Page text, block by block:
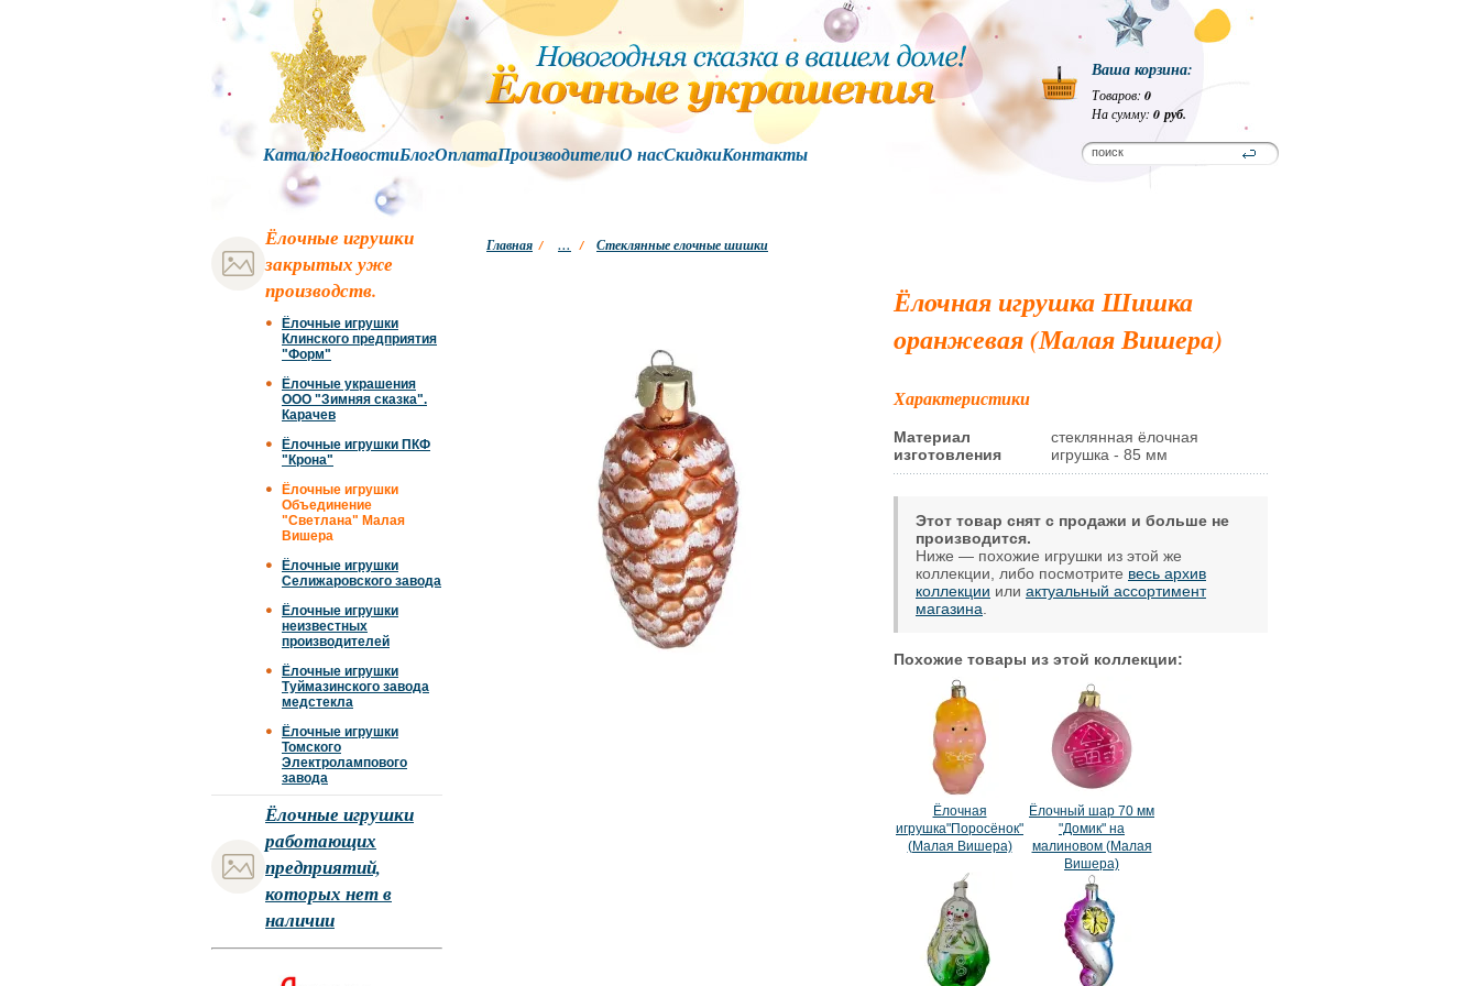
Ваша корзина:
Товаров: 0
На сумму: 0 руб.
КаталогНовостиБлогОплатаПроизводителиО насСкидкиКонтакты
Главная / … / Стеклянные елочные шишки
Ёлочная игрушка Шишка
оранжевая (Малая Вишера)
Характеристики
Материал
изготовления
стеклянная ёлочная
игрушка - 85 мм
Этот товар снят с продажи и больше не
производится.
Ниже — похожие игрушки из этой же
коллекции, либо посмотрите весь архив
коллекции или актуальный ассортимент
магазина
Похожие товары из этой коллекции:
Ёлочная
игрушка"Поросёнок"
(Малая Вишера)
Ёлочный шар 70 мм
"Домик" на
малиновом (Малая
Вишера)
Ёлочные игрушки
закрытых уже
производств.
Ёлочные игрушки
Клинского предприятия
"Форм"
Ёлочные украшения
ООО "Зимняя сказка".
Карачев
Ёлочные игрушки ПКФ
"Крона"
Ёлочные игрушки
Объединение
"Светлана" Малая
Вишера
Ёлочные игрушки
Селижаровского завода
Ёлочные игрушки
неизвестных
производителей
Ёлочные игрушки
Туймазинского завода
медстекла
Ёлочные игрушки
Томского
Электролампового
завода
Ёлочные игрушки
работающих
предприятий,
которых нет в
наличии